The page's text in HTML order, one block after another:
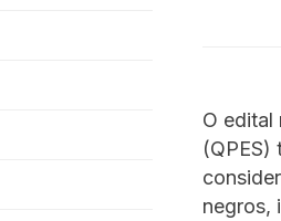
O edital
(QPES)
negros,